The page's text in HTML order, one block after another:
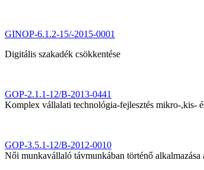
GINOP-6.1.2-15/-2015-0001
Digitális szakadék csökkentése
GOP-2.1.1-12/B-2013-0441
Komplex vállalati technológia-fejlesztés mikro-,kis-
GOP-3.5.1-12/B-2012-0010
Női munkavállaló távmunkában történő